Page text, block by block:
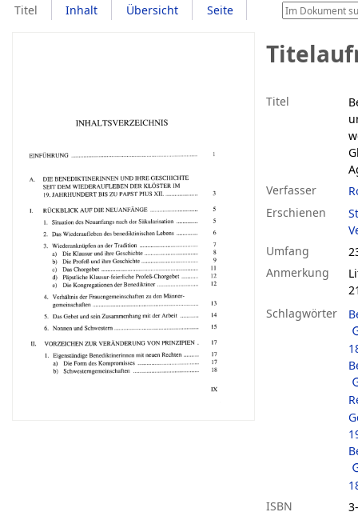
Titel Inhalt Übersicht Seite
Titel
Verfasser
Erschienen
Umfang
Anmerkung
Schlagwörter
ISBN